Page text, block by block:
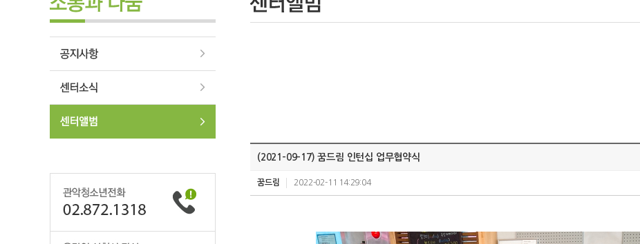
(2021-09-17) 꿈드림 인턴십 업무협약식
꿈드림 2022-02-11 14:29:04